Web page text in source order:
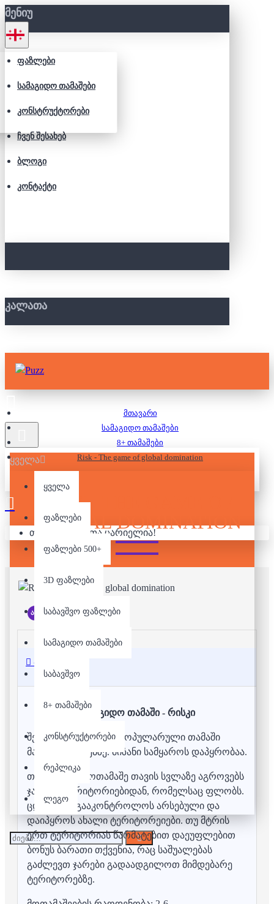
ᲛᲔᲜᲘᲣ
ᲤᲐᲖᲚᲔᲑᲘ
ᲡᲐᲛᲐᲒᲘᲓᲝ ᲗᲐᲛᲐᲨᲔᲑᲘ
ᲙᲝᲜᲡᲢᲠᲣᲥᲢᲝᲠᲔᲑᲘ
ᲩᲕᲔᲜ ᲨᲔᲡᲐᲮᲔᲑ
ᲑᲚᲝᲒᲘ
ᲙᲝᲜᲢᲐᲥᲢᲘ
ᲙᲐᲚᲐᲗᲐ
ყველა
ყველა
ფაზლები
ფაზლები 500+
3D ფაზლები
საბავშვო ფაზლები
სამაგიდო თამაშები
საბავშვო
8+ თამაშები
კონსტრუქტორები
რეპლიკა
ლეგო
თქვენი კალათა ცარიელია!
მთავარი
სამაგიდო თამაშები
8+ თამაშები
Risk - The game of global domination
RISK - THE GAME OF
GLOBAL DOMINATION
არ არის მარაგში
აღწერა
სამაგიდო თამაში - რისკი
შესაძლაო ყველაზე პოპულარული თამაში
მასობრივ ომებზე. მიზანი სამყაროს დაპყრობაა.
თითოეული მოთამაშე თავის სვლაზე აგროვებს
ჯარს იმ ტერიტორიებიდან, რომელსაც ფლობს.
ცდილობს გააკონტროლოს არსებული და
დაიპყროს ახალი ტერიტორეიები. თუ მტრის
ერთ ტერიტორიას წარმატებით დაეუფლებით
ბონუს ბარათი თქვენია, რაც საშუალებას
გაძლევთ ჯარები გადაადგილოთ მიმდებარე
ტერიტორებზე.